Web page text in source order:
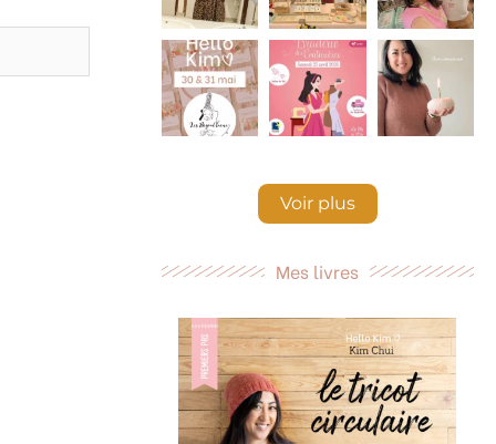
Voir plus
Mes livres